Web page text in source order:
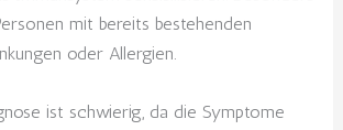
mit bereits bestehenden
oder Allergien.
ist schwierig, da die Symptome